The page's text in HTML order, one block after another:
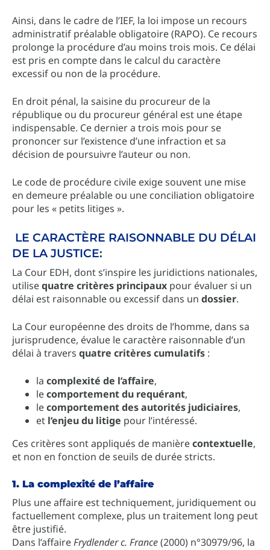
Ainsi, dans le cadre de l’IEF, la loi impose un recours
administratif préalable obligatoire (RAPO). Ce recours
prolonge la procédure d’au moins trois mois. Ce délai
est pris en compte dans le calcul du caractère
excessif ou non de la procédure.
En droit pénal, la saisine du procureur de la
république ou du procureur général est une étape
indispensable. Ce dernier a trois mois pour se
prononcer sur l’existence d’une infraction et sa
décision de poursuivre l’auteur ou non.
Le code de procédure civile exige souvent une mise
en demeure préalable ou une conciliation obligatoire
pour les « petits litiges ».
LE CARACTÈRE RAISONNABLE DU DÉLAI
DE LA JUSTICE:
La Cour EDH, dont s’inspire les juridictions nationales,
utilisequatre critères principaux pour évaluer si un
délai est raisonnable ou excessif dans un dossier.
La Cour européenne des droits de l’homme, dans sa
jurisprudence, évalue le caractère raisonnable d’un
délai à travers quatre critères cumulatifs :
la complexité de l’affaire,
lecomportement du requérant,
lecomportement des autorités judiciaires,
et l’enjeu du litige pour l’intéressé.
Ces critères sont appliqués de manièrecontextuelle,
et non en fonction de seuils de durée stricts.
1. La complexité de l’affaire
Plus une affaire est techniquement, juridiquement ou
factuellement complexe, plus un traitement long peut
être justifié.
Dans l’affaireFrydlender c. France(2000) n°30979/96, la